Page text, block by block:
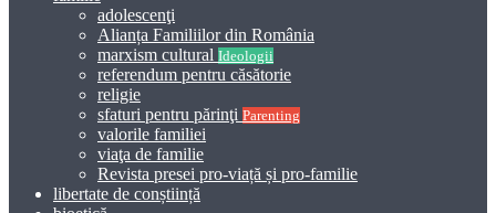
adolescenţi
Alianța Familiilor din România
marxism cultural Ideologii
referendum pentru căsătorie
religie
sfaturi pentru părinţi Parenting
valorile familiei
viaţa de familie
Revista presei pro-viață și pro-familie
libertate de conștiință